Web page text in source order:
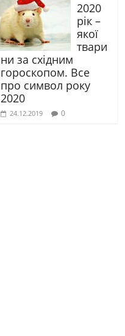
2020
рік –
якої
твари
ни за східним
гороскопом. Все
про символ року
2020
24.12.2019 0